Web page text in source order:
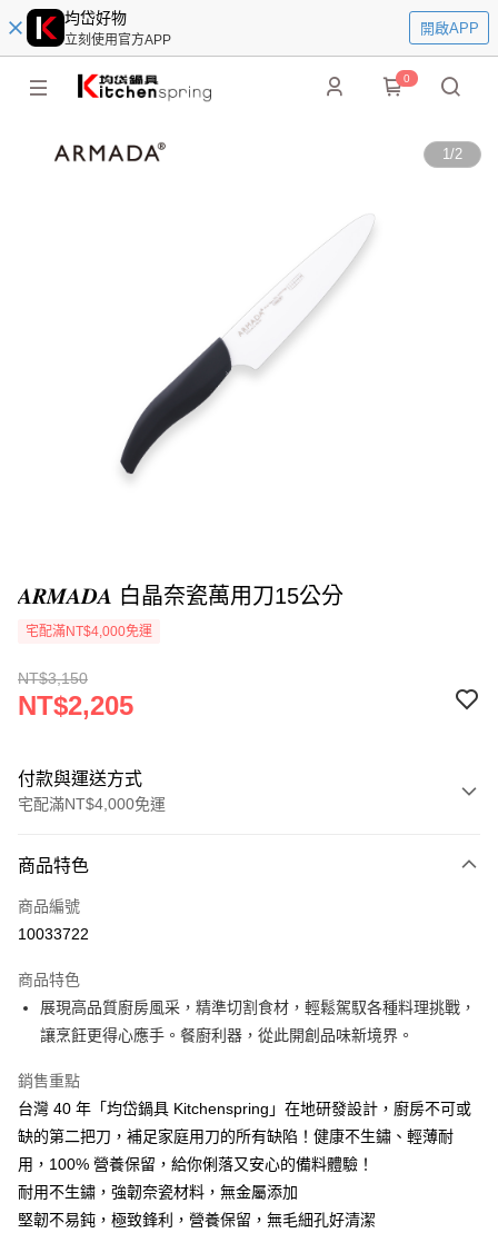
均岱好物
立刻使用官方APP
開啟APP
0
1/2
𝑨𝑹𝑴𝑨𝑫𝑨 白晶奈瓷萬用刀15公分
宅配滿NT$4,000免運
NT$3,150
NT$2,205
付款與運送方式
宅配滿NT$4,000免運
信用卡一次付款
信用卡分期付款
合作金庫商業銀行
華南商業銀行
彰化商業銀行
上海商業儲蓄銀行
台北富邦商業銀行
臺灣中小企業銀行
匯豐（台灣）商業銀行
華泰商業銀行
聯邦商業銀行
遠東國際商業銀行
元大商業銀行
永豐商業銀行
台新國際商業銀行
中國信託商業銀行
台灣樂天信用卡公司
LINE Pay
Apple Pay
街口支付
悠遊付
Google Pay
全盈+PAY
商品特色
商品編號
10033722
商品特色
展現高品質廚房風采，精準切割食材，輕鬆駕馭各種料理挑戰，
讓烹飪更得心應手。餐廚利器，從此開創品味新境界。
銷售重點
台灣 40 年「均岱鍋具 Kitchenspring」在地研發設計，廚房不可或
缺的第二把刀，補足家庭用刀的所有缺陷！健康不生鏽、輕薄耐
用，100% 營養保留，給你俐落又安心的備料體驗！
耐用不生鏽，強韌奈瓷材料，無金屬添加
堅韌不易鈍，極致鋒利，營養保留，無毛細孔好清潔